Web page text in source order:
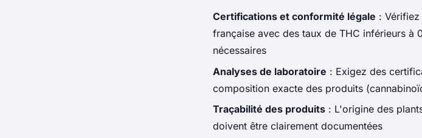
Certifications et conformité légale :
française avec des taux de THC inférieurs à
nécessaires
Analyses de laboratoire : Exigez des
composition exacte des produits
Traçabilité des produits : L'origine des
doivent être clairement documentées